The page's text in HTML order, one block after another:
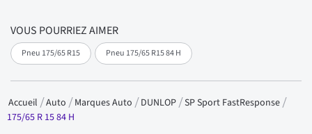
VOUS POURRIEZ AIMER
Pneu 175/65 R15 Pneu 175/65 R15 84 H
Accueil Auto Marques Auto DUNLOP SP Sport FastResponse
175/65 R 15 84 H